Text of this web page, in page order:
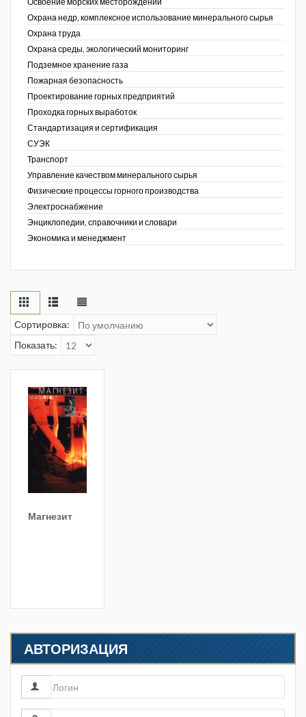
Охрана недр, комплексное использование минерального сырья
Охрана труда
Охрана среды, экологический мониторинг
Подземное хранение газа
Пожарная безопасность
Проектирование горных предприятий
Проходка горных выработок
Стандартизация и сертификация
СУЭК
Транспорт
Управление качеством минерального сырья
Физические процессы горного производства
Электроснабжение
Энциклопедии, справочники и словари
Экономика и менеджмент
Сортировка:
Показать:
Магнезит
АВТОРИЗАЦИЯ